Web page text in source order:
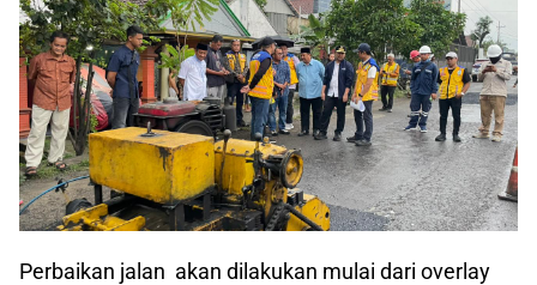
Perbaikan jalan akan dilakukan mulai dari overlay